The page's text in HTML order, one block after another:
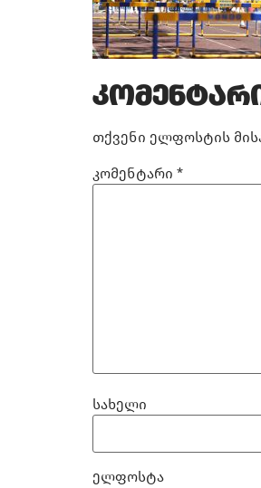
თქვენი ელფოსტის
კომენტარი *
სახელი
ელფოსტა